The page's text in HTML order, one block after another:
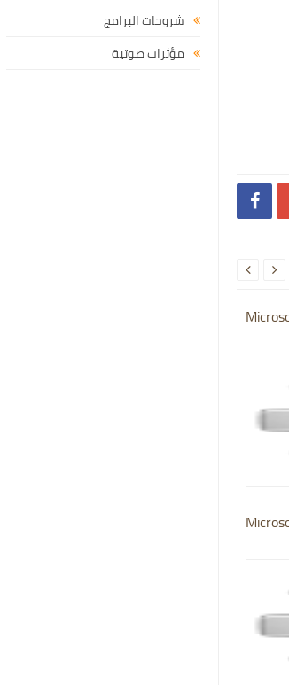

 
شروحات البرامج
مؤثرات صوتية